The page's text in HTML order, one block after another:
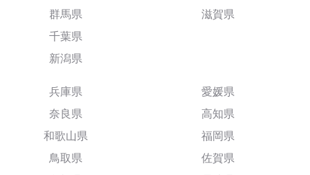
群馬県
千葉県
新潟県
滋賀県
兵庫県
奈良県
和歌山県
鳥取県
愛媛県
高知県
福岡県
佐賀県